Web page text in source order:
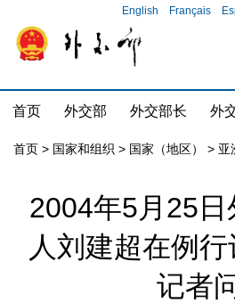
English Français
首页 外交部 外交部长 外
首页 > 国家和组织 > 国家（地区） > 亚
2004年5月25
人刘建超在例
记者